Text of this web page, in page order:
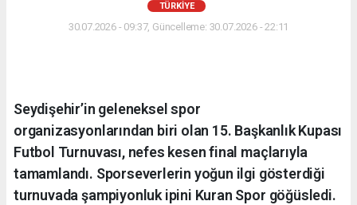
TÜRKIYE
30.07.2026 - 09:37, Güncelleme: 30.07.2026 - 22:11
Seydişehir’in geleneksel spor
organizasyonlarından biri olan 15. Başkanlık Kupası
Futbol Turnuvası, nefes kesen final maçlarıyla
tamamlandı. Sporseverlerin yoğun ilgi gösterdiği
turnuvada şampiyonluk ipini Kuran Spor göğüsledi.